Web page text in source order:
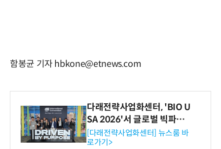
함봉균 기자 hbkone@etnews.com
다래전략사업화센터, 'BIO U
SA 2026'서 글로벌 빅파마
와의 비즈니스 미팅 지원…K
-바이오 해외 진출 교두보 확
[다래전략사업화센터] 뉴스룸 바
로가기>